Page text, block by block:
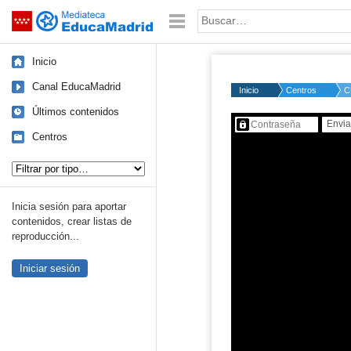
Saltar navegación Palabra o frase:
Inicio
Canal EducaMadrid
Últimos contenidos
Centros
Inicia sesión para aportar
contenidos, crear listas de
reproducción...
Iniciar sesión
Inicio Centros
Contenido protegido…